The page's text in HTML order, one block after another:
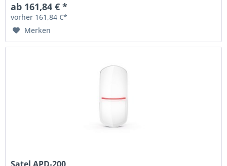
ab 161,84 € *
vorher 161,84 €*
Merken